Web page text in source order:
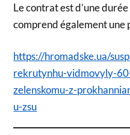
Le contrat est d’une
comprend également une
https://hromadske.ua/
rekrutynhu-vidmovyly-
zelenskomu-z-
u-zsu